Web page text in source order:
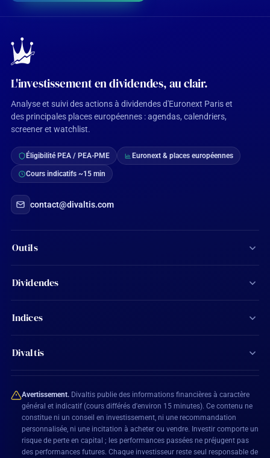
L'investissement en dividendes, au clair.
Analyse et suivi des actions à dividendes d'Euronext Paris et
des principales places européennes : agendas, calendriers,
screener et watchlist.
Éligibilité PEA / PEA-PME Euronext & places européennes
Cours indicatifs ~15 min
contact@divaltis.com
Outils
Screener d'actions
Calculateur de dividendes
Ma watchlist
Mon compte
Dividendes
Tous les dividendes
Actions Aristocrates
Indices
CAC 40
SBF 120
CAC All-Shares
BEL 20
DAX 40
Divaltis
Plan du site
Mentions légales
Conditions générales
Avertissement. Divaltis publie des informations financières à caractère
général et indicatif (cours différés d'environ 15 minutes). Ce contenu ne
constitue ni un conseil en investissement, ni une recommandation
personnalisée, ni une incitation à acheter ou vendre. Investir comporte un
risque de perte en capital ; les performances passées ne préjugent pas
des performances futures. Chaque investisseur reste seul responsable de